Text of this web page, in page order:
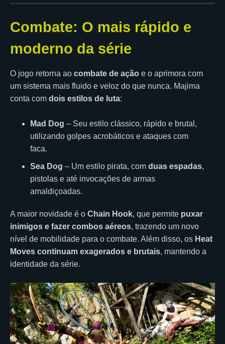
Combate: O mais rápido e
moderno da série
O jogo retorna ao combate de ação e o aprimora com
um sistema mais fluido e veloz do que nunca. Majima
conta com dois estilos de luta:
Mad Dog – Seu estilo clássico, rápido e brutal,
utilizando golpes acrobáticos e ataques com
faca.
Sea Dog – Um estilo pirata, com duas espadas,
pistolas e até invocações de armas
amaldiçoadas.
A maior novidade é o Chain Hook, que permite puxar
inimigos e fazer combos aéreos, trazendo um novo
nível de mobilidade para o combate. Além disso, os Heat
Moves continuam exagerados e brutais, mantendo a
identidade da série.